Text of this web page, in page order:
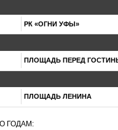
РК «ОГНИ УФЫ»
ПЛОЩАДЬ ПЕРЕД
ПЛОЩАДЬ ЛЕНИНА
ГОДАМ: